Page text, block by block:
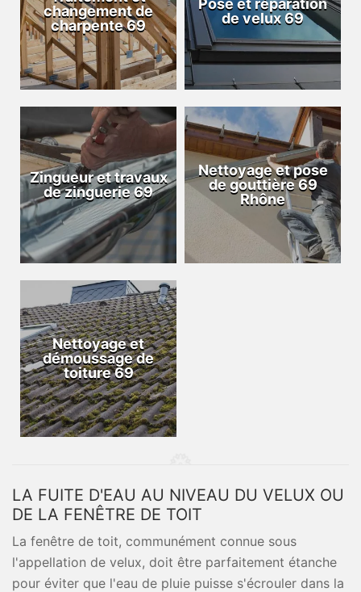
changement de
charpente 69
Pose et réparation
de velux 69
Zingueur et travaux
de zinguerie 69
Nettoyage et pose
de gouttière 69
Rhône
Nettoyage et
démoussage de
toiture 69
LA FUITE D'EAU AU NIVEAU DU VELUX OU
DE LA FENÊTRE DE TOIT
La fenêtre de toit, communément connue sous
l'appellation de velux, doit être parfaitement étanche
pour éviter que l'eau de pluie puisse s'écrouler dans la